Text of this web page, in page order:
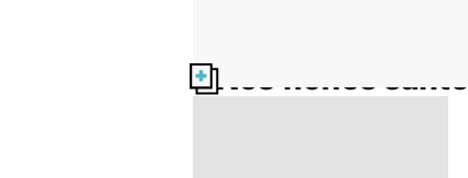
Nos fiches santé